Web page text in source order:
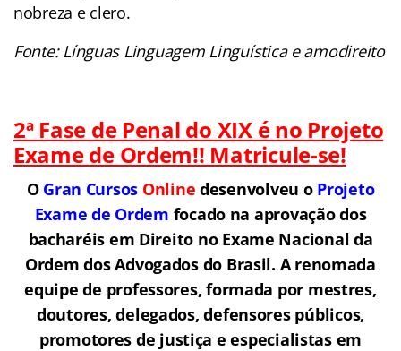
nobreza e clero.
Fonte: Línguas Linguagem Linguística e amodireito
2ª Fase de Penal do XIX é no Projeto
Exame de Ordem!! Matricule-se!
O Gran Cursos Online desenvolveu o Projeto
Exame de Ordem focado na aprovação dos
bacharéis em Direito no Exame Nacional da
Ordem dos Advogados do Brasil. A renomada
equipe de professores, formada por mestres,
doutores, delegados, defensores públicos,
promotores de justiça e especialistas em